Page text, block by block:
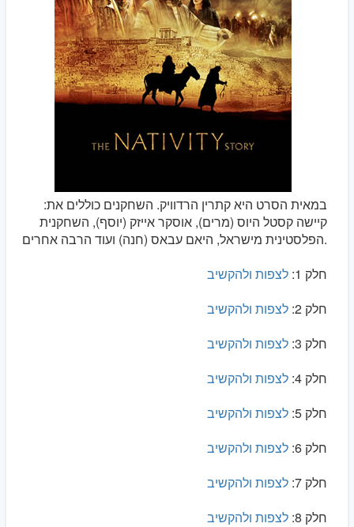
במאית הסרט היא קתרין הרדוויק. השחקנים כוללים את:
קיישה קסטל היוס (מרים), אוסקר אייזק (יוסף), השחקנית
הפלסטינית מישראל, היאם עבאס (חנה) ועוד הרבה אחרים.
חלק 1:
לצפות ולהקשיב
חלק 2:
לצפות ולהקשיב
חלק 3:
לצפות ולהקשיב
חלק 4:
לצפות ולהקשיב
חלק 5:
לצפות ולהקשיב
חלק 6:
לצפות ולהקשיב
חלק 7:
לצפות ולהקשיב
חלק 8:
לצפות ולהקשיב